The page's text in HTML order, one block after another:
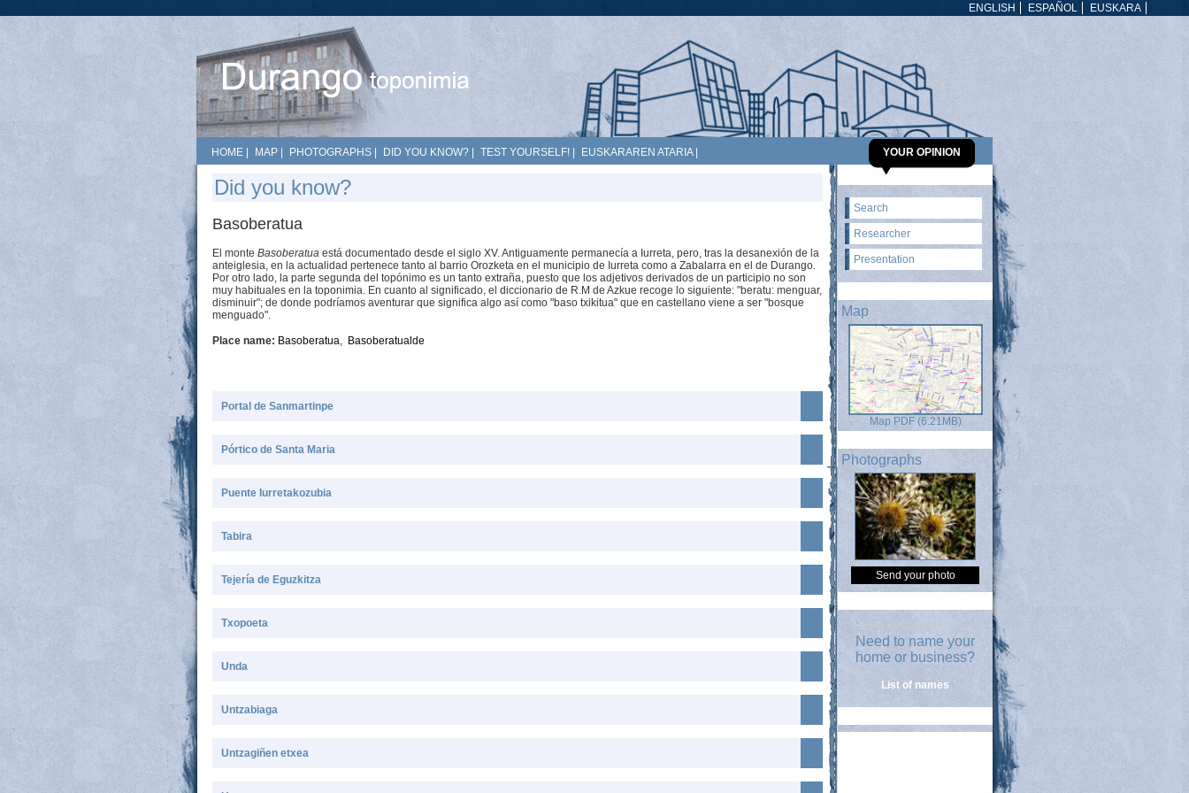
EUSKARA
ESPAÑOL
ENGLISH
HOME MAP PHOTOGRAPHS DID YOU KNOW? TEST YOURSELF! EUSKARAREN ATARIA| YOUR OPINION
Did you know?
Basoberatua
El monte Basoberatua está documentado desde el siglo XV. Antiguamente permanecía a Iurreta, pero, tras la desanexión de la
anteiglesia, en la actualidad pertenece tanto al barrio Orozketa en el municipio de Iurreta como a Zabalarra en el de Durango.
Por otro lado, la parte segunda del topónimo es un tanto extraña, puesto que los adjetivos derivados de un participio no son
muy habituales en la toponimia. En cuanto al significado, el diccionario de R.M de Azkue recoge lo siguiente: "beratu: menguar,
disminuir"; de donde podríamos aventurar que significa algo así como "baso txikitua" que en castellano viene a ser "bosque
menguado".
Place name: Basoberatua, Basoberatualde
Portal de Sanmartinpe
Pórtico de Santa Maria
Puente Iurretakozubia
Tabira
Tejería de Eguzkitza
Txopoeta
Unda
Untzabiaga
Untzagiñen etxea
Search
Researcher
Presentation
Map
Map PDF (6.21MB)
Photographs
Send your photo
Need to name your
home or business?
List of names